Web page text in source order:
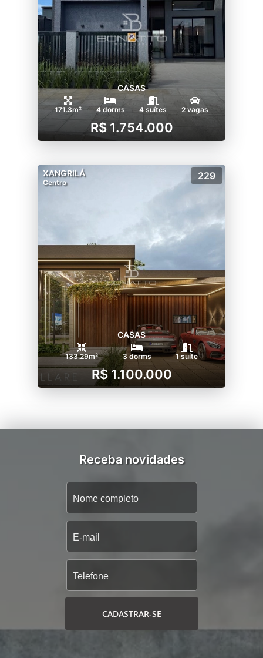
CASAS
171.3m² 4 dorms 4 suítes 2 vagas
R$ 1.754.000
XANGRILÁ
Centro
229
CASAS
133.29m² 3 dorms 1 suíte
R$ 1.100.000
Receba novidades
CADASTRAR-SE